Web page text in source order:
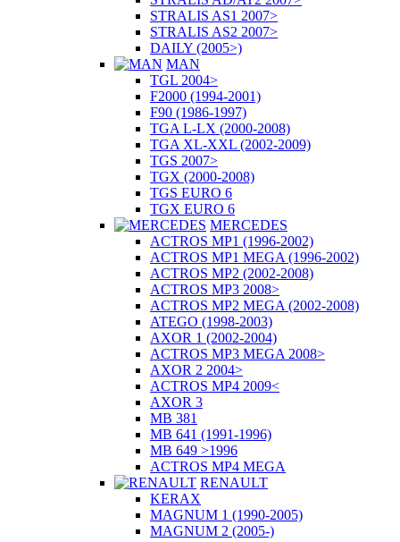
STRALIS AS1 2007>
STRALIS AS2 2007>
DAILY (2005>)
MAN
TGL 2004>
F2000 (1994-2001)
F90 (1986-1997)
TGA L-LX (2000-2008)
TGA XL-XXL (2002-2009)
TGS 2007>
TGX (2000-2008)
TGS EURO 6
TGX EURO 6
MERCEDES
ACTROS MP1 (1996-2002)
ACTROS MP1 MEGA (1996-2002)
ACTROS MP2 (2002-2008)
ACTROS MP3 2008>
ACTROS MP2 MEGA (2002-2008)
ATEGO (1998-2003)
AXOR 1 (2002-2004)
ACTROS MP3 MEGA 2008>
AXOR 2 2004>
ACTROS MP4 2009<
AXOR 3
MB 381
MB 641 (1991-1996)
MB 649 >1996
ACTROS MP4 MEGA
RENAULT
KERAX
MAGNUM 1 (1990-2005)
MAGNUM 2 (2005-)